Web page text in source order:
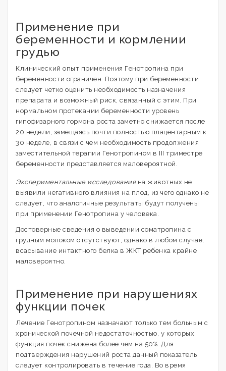
Применение при
беременности и кормлении
грудью
Клинический опыт применения Генотропина при
беременности ограничен. Поэтому при беременности
следует четко оценить необходимость назначения
препарата и возможный риск, связанный с этим. При
нормальном протекании беременности уровень
гипофизарного гормона роста заметно снижается после
20 недели, замещаясь почти полностью плацентарным к
30 неделе, в связи с чем необходимость продолжения
заместительной терапии Генотропином в III триместре
беременности представляется маловероятной.
Экспериментальные исследованияна животных не
выявили негативного влияния на плод, из чего однако не
следует, что аналогичные результаты будут получены
при применении Генотропина у человека.
Достоверные сведения о выведении соматропина с
грудным молоком отсутствуют, однако в любом случае,
всасывание интактного белка в ЖКТ ребенка крайне
маловероятно.
Применение при нарушениях
функции почек
Лечение Генотропином назначают только тем больным с
хронической почечной недостаточностью, у которых
функция почек снижена более чем на 50%. Для
подтверждения нарушений роста данный показатель
следует контролировать в течение года. Во время